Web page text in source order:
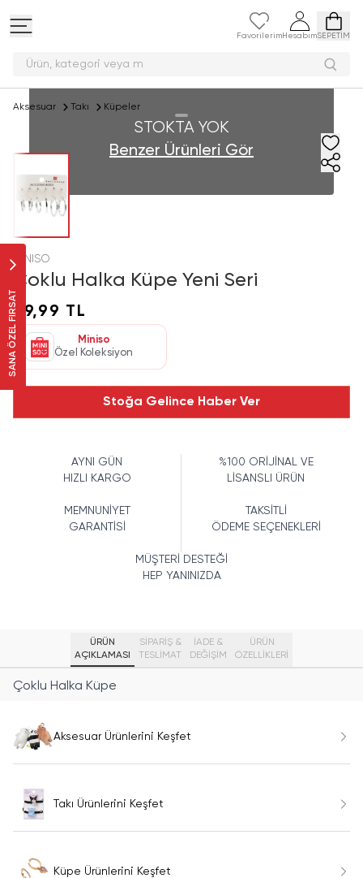
Favorilerim HesabımSEPETİM
Ürün, kategori ve
SANA ÖZEL FIRSAT
Aksesuar Takı Küpeler
STOKTA YOK
Benzer Ürünleri Gör
MINISO
Çoklu Halka Küpe Yeni Seri
79,99 TL
Miniso
Özel Koleksiyon
Stoğa Gelince Haber Ver
AYNI GÜN
HIZLI KARGO
%100 ORİJİNAL VE
LİSANSLI ÜRÜN
MEMNUNİYET
GARANTİSİ
TAKSİTLİ
ÖDEME SEÇENEKLERİ
MÜŞTERİ DESTEĞİ
HEP YANINIZDA
ÜRÜN
AÇIKLAMASI
SİPARİŞ &
TESLİMAT
İADE &
DEĞİŞİM
ÜRÜN
ÖZELLIKLERI
Çoklu Halka Küpe
Aksesuar Ürünlerini Keşfet
Takı Ürünlerini Keşfet
Küpe Ürünlerini Keşfet